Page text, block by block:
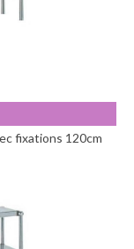
fixations 120cm